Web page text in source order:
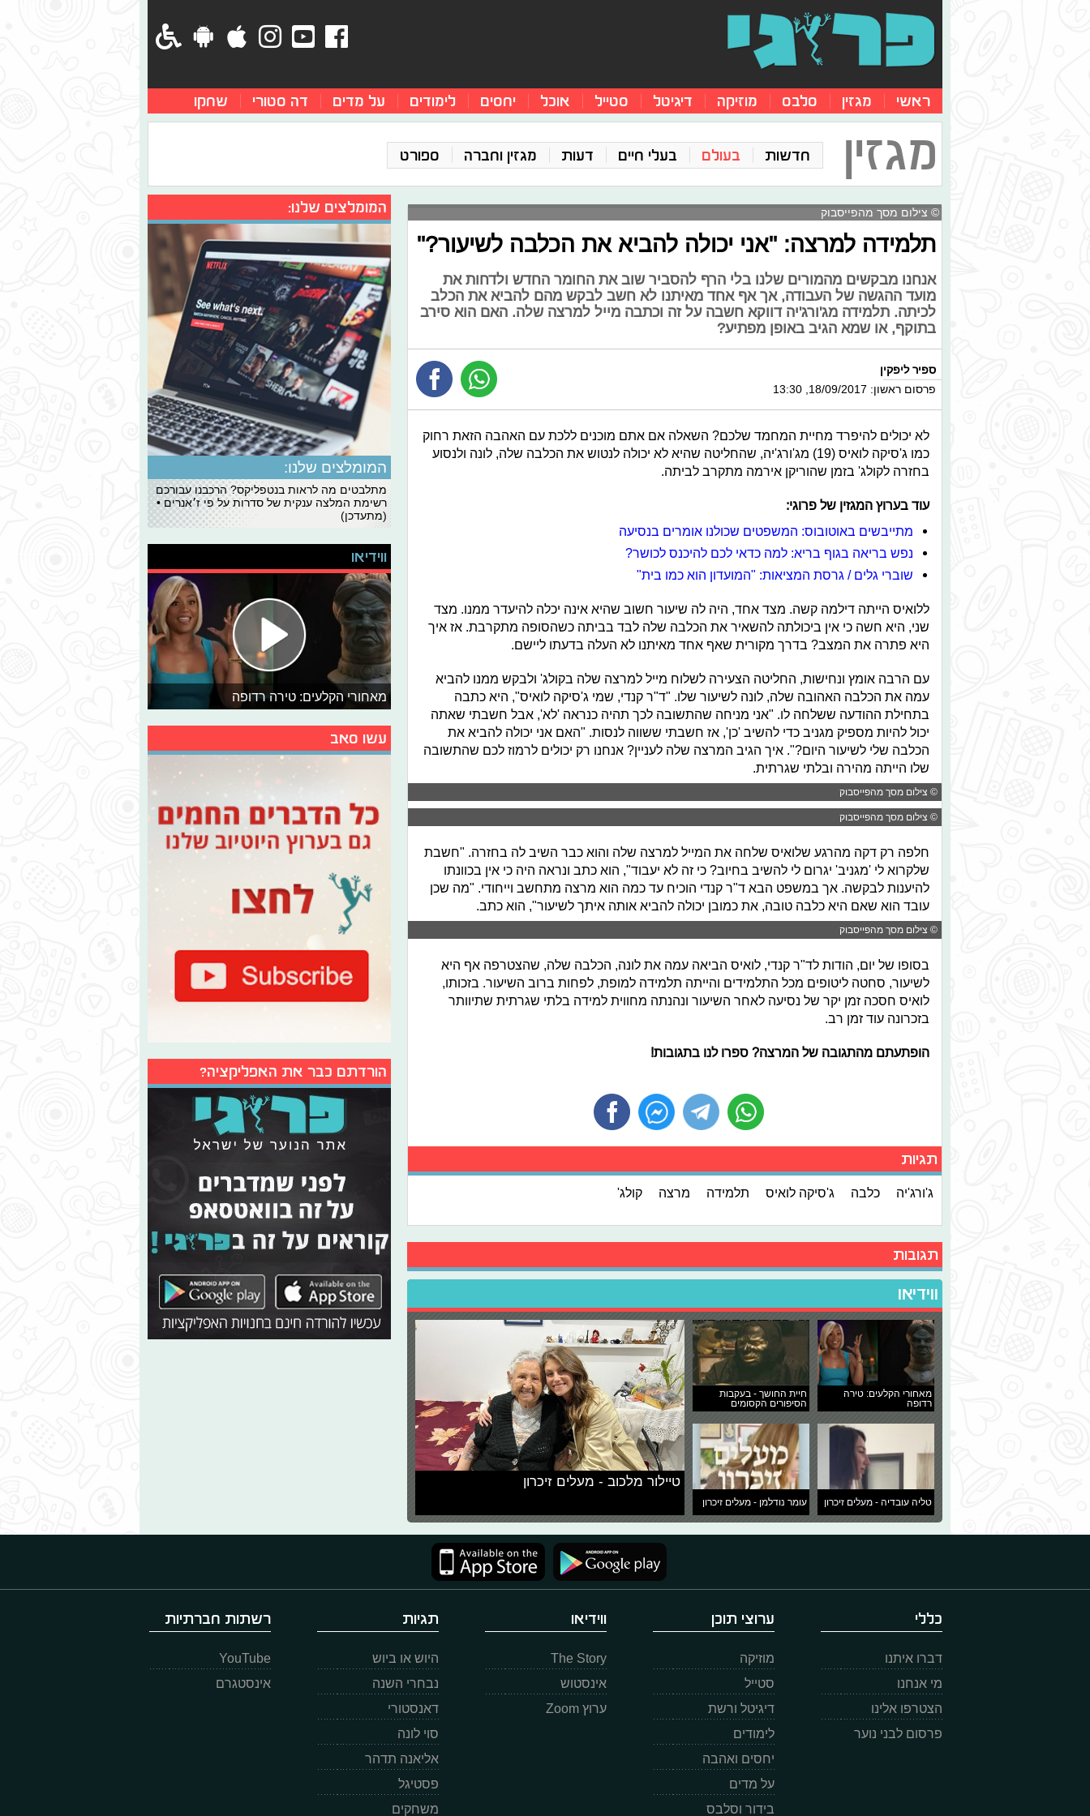
ראשי מגזין סלבס מוזיקה דיגיטל סטייל אוכל יחסים לימודים על מדים דה סטורי שחקו
מגזין חדשות בעולם בעלי חיים דעות מגזין וחברה ספורט
© צילום מסך מהפייסבוק
תלמידה למרצה: "אני יכולה להביא את הכלבה לשיעור?"
אנחנו מבקשים מהמורים שלנו בלי הרף להסביר שוב את החומר החדש ולדחות את
מועד ההגשה של העבודה, אך אף אחד מאיתנו לא חשב לבקש מהם להביא את הכלב
לכיתה. תלמידה מג'ורג'יה דווקא חשבה על זה וכתבה מייל למרצה שלה. האם הוא סירב
בתוקף, או שמא הגיב באופן מפתיע?
ספיר ליפקין
פרסום ראשון: 18/09/2017, 13:30
לא יכולים להיפרד מחיית המחמד שלכם? השאלה אם אתם מוכנים ללכת עם האהבה הזאת רחוק
כמו ג'סיקה לואיס (19) מג'ורג'יה, שהחליטה שהיא לא יכולה לנטוש את הכלבה שלה, לונה ולנסוע
בחזרה לקולג' בזמן שהוריקן אירמה מתקרב לביתה.
עוד בערוץ המגזין של פרוגי:
מתייבשים באוטובוס: המשפטים שכולנו אומרים בנסיעה
נפש בריאה בגוף בריא: למה כדאי לכם להיכנס לכושר?
שוברי גלים / גרסת המציאות: "המועדון הוא כמו בית"
ללואיס הייתה דילמה קשה. מצד אחד, היה לה שיעור חשוב שהיא אינה יכלה להיעדר ממנו. מצד
שני, היא חשה כי אין ביכולתה להשאיר את הכלבה שלה לבד בביתה כשהסופה מתקרבת. אז איך
היא פתרה את המצב? בדרך מקורית שאף אחד מאיתנו לא העלה בדעתו ליישם.
עם הרבה אומץ ונחישות, החליטה הצעירה לשלוח מייל למרצה שלה בקולג' ולבקש ממנו להביא
עמה את הכלבה האהובה שלה, לונה לשיעור שלו. "ד"ר קנדי, שמי ג'סיקה לואיס", היא כתבה
בתחילת ההודעה ששלחה לו. "אני מניחה שהתשובה לכך תהיה כנראה 'לא', אבל חשבתי שאתה
יכול להיות מספיק מגניב כדי להשיב 'כן', אז חשבתי ששווה לנסות. "האם אני יכולה להביא את
הכלבה שלי לשיעור היום?". איך הגיב המרצה שלה לעניין? אנחנו רק יכולים לרמוז לכם שהתשובה
שלו הייתה מהירה ובלתי שגרתית.
© צילום מסך מהפייסבוק
© צילום מסך מהפייסבוק
חלפה רק דקה מהרגע שלואיס שלחה את המייל למרצה שלה והוא כבר השיב לה בחזרה. "חשבת
שלקרוא לי 'מגניב' יגרום לי להשיב בחיוב? כי זה לא יעבוד", הוא כתב ונראה היה כי אין בכוונתו
להיענות לבקשה. אך במשפט הבא ד"ר קנדי הוכיח עד כמה הוא מרצה מתחשב וייחודי. "מה שכן
עובד הוא שאם היא כלבה טובה, את כמובן יכולה להביא אותה איתך לשיעור", הוא כתב.
© צילום מסך מהפייסבוק
בסופו של יום, הודות לד"ר קנדי, לואיס הביאה עמה את לונה, הכלבה שלה, שהצטרפה אף היא
לשיעור, סחטה ליטופים מכל התלמידים והייתה תלמידה למופת, לפחות ברוב השיעור. בזכותו,
לואיס חסכה זמן יקר של נסיעה לאחר השיעור ונהנתה מחווית למידה בלתי שגרתית שתיוותר
בזכרונה עוד זמן רב.
הופתעתם מהתגובה של המרצה? ספרו לנו בתגובות!
תגיות
ג'ורג'יה כלבה ג'סיקה לואיס תלמידה מרצה קולג'
תגובות
ווידיאו
מאחורי הקלעים: טירה
רדופה
חיית החושך - בעקבות
הסיפורים הקסומים
טליה עובדיה - מעלים זיכרון עומר נודלמן - מעלים זיכרון
טיילור מלכוב - מעלים זיכרון
המומלצים שלנו:
המומלצים שלנו:
מתלבטים מה לראות בנטפליקס? הרכבנו עבורכם
רשימת המלצה ענקית של סדרות על פי ז׳אנרים •
(מתעדכן)
ווידיאו
מאחורי הקלעים: טירה רדופה
עשו סאב
הורדתם כבר את האפליקציה?
כללי
דברו איתנו
מי אנחנו
הצטרפו אלינו
פרסום לבני נוער
ערוצי תוכן
מוזיקה
סטייל
דיגיטל ורשת
לימודים
יחסים ואהבה
על מדים
בידור וסלבס
ווידיאו
The Story
אינסטוש
ערוץ Zoom
תגיות
היוש או ביוש
נבחרי השנה
דאנסטורי
סוי לונה
אליאנה תדהר
פסטיגל
משחקים
רשתות חברתיות
YouTube
אינסטגרם